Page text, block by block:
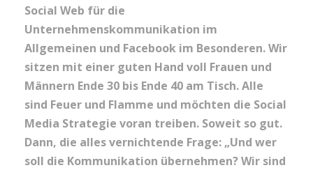
Social Web für die
Unternehmenskommunikation im
Allgemeinen und Facebook im Besonderen. Wir
sitzen mit einer guten Hand voll Frauen und
Männern Ende 30 bis Ende 40 am Tisch. Alle
sind Feuer und Flamme und möchten die Social
Media Strategie voran treiben. Soweit so gut.
Dann, die alles vernichtende Frage: „Und wer
soll die Kommunikation übernehmen? Wir sind